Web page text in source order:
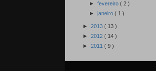
► fevereiro ( 2 )
► janeiro ( 1 )
► 2013 ( 13 )
► 2012 ( 14 )
► 2011 ( 9 )